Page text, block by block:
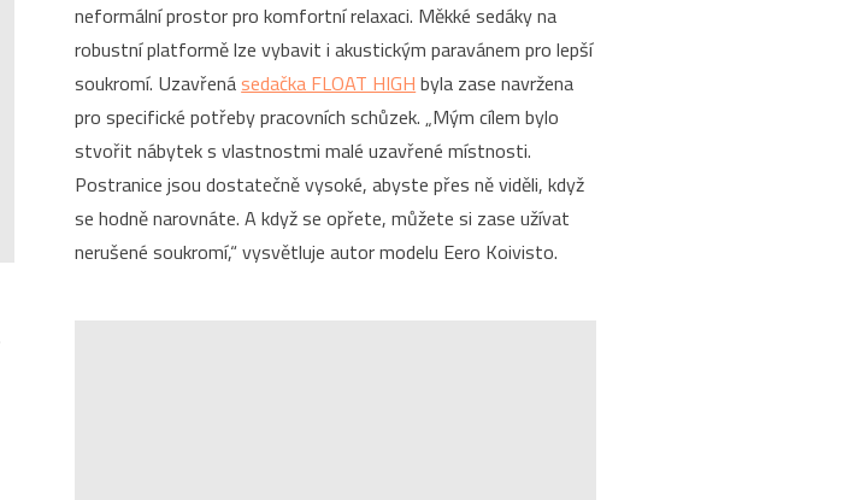
neformální prostor pro komfortní relaxaci. Měkké sedáky na
robustní platformě lze vybavit i akustickým paravánem pro lepší
soukromí. Uzavřenásedačka FLOAT HIGH byla zase navržena
pro specifické potřeby pracovních schůzek. „Mým cílem bylo
stvořit nábytek s vlastnostmi malé uzavřené místnosti.
Postranice jsou dostatečně vysoké, abyste přes ně viděli, když
se hodně narovnáte. A když se opřete, můžete si zase užívat
nerušené soukromí,“ vysvětluje autor modelu Eero Koivisto.